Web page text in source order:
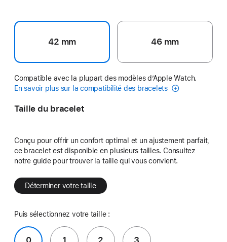
42 mm 46 mm
Compatible avec la plupart des modèles d’Apple Watch.
En savoir plus sur la compatibilité des bracelets
Taille du bracelet
Conçu pour offrir un confort optimal et un ajustement parfait,
ce bracelet est disponible en plusieurs tailles. Consultez
notre guide pour trouver la taille qui vous convient.
Déterminer votre taille
Puis sélectionnez votre taille :